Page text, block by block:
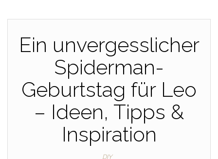
Ein unvergesslicher
Spiderman-
Geburtstag für Leo
– Ideen, Tipps &
Inspiration
DIY